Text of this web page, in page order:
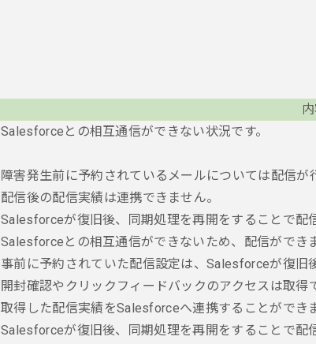
Salesforceとの相互通信ができない状況です。
障害発生前に予約されているメールについては配信が
配信後の配信実績は連携できません。
Salesforceが復旧後、同期処理を再開をすることで配
Salesforceとの相互通信ができないため、配信ができ
事前に予約されていた配信設定は、Salesforceが復旧
開封確認やクリックフィードバックのアクセスは取得
取得した配信実績をSalesforceへ連携することができ
Salesforceが復旧後、同期処理を再開をすることで配